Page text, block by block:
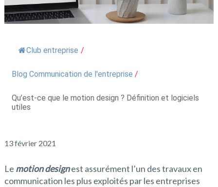
Club entreprise /
Blog Communication de l'entreprise /
Qu’est-ce que le motion design ? Définition et logiciels
utiles
13 février 2021
Le motion designest assurément l’un des travaux en
communication les plus exploités par les entreprises